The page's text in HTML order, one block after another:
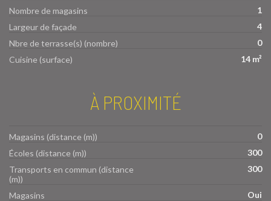
Nombre de magasins
1
Largeur de façade
4
Nbre de terrasse(s) (nombre)
0
Cuisine (surface)
14 m²
À PROXIMITÉ
Magasins (distance (m))
0
Écoles (distance (m))
300
Transports en commun (distance
(m))
300
Magasins
Oui